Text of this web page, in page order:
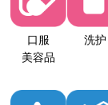
口服
美容品
洗护